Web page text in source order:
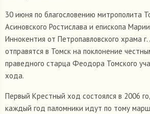
30 июня по благословению митрополита
Асиновского Ростислава и епископа
Иннокентия от Петропавловского храма
отправятся в Томск на поклонение
праведного старца Феодора Томского
хода.
Первый Крестный ход состоялся в 2006
каждый год паломники идут по тому